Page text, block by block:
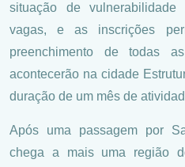
situação de
vagas, e as inscrições
preenchimento de todas
acontecerão na cidade
duração de um mês de
Após uma passagem por
chega a mais uma região